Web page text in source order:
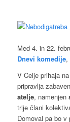
Med 4. in 22.
Dnevi komedije,
V Celje prihaja
pripravlja
atelje, namenjen
trije člani
Domoval pa bo v